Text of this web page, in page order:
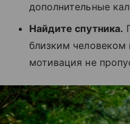
дополнительные
Найдите спутника.
близким человеком
мотивация не